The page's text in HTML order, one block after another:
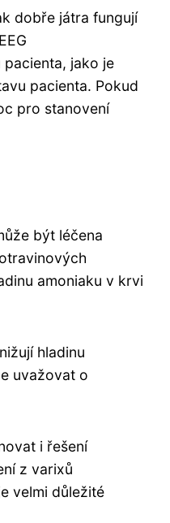
dobře játra fungují
jako je
pacienta. Pokud
pro stanovení
být léčena
amoniaku v krvi
hladinu
uvažovat o
i řešení
z varixů
velmi důležité